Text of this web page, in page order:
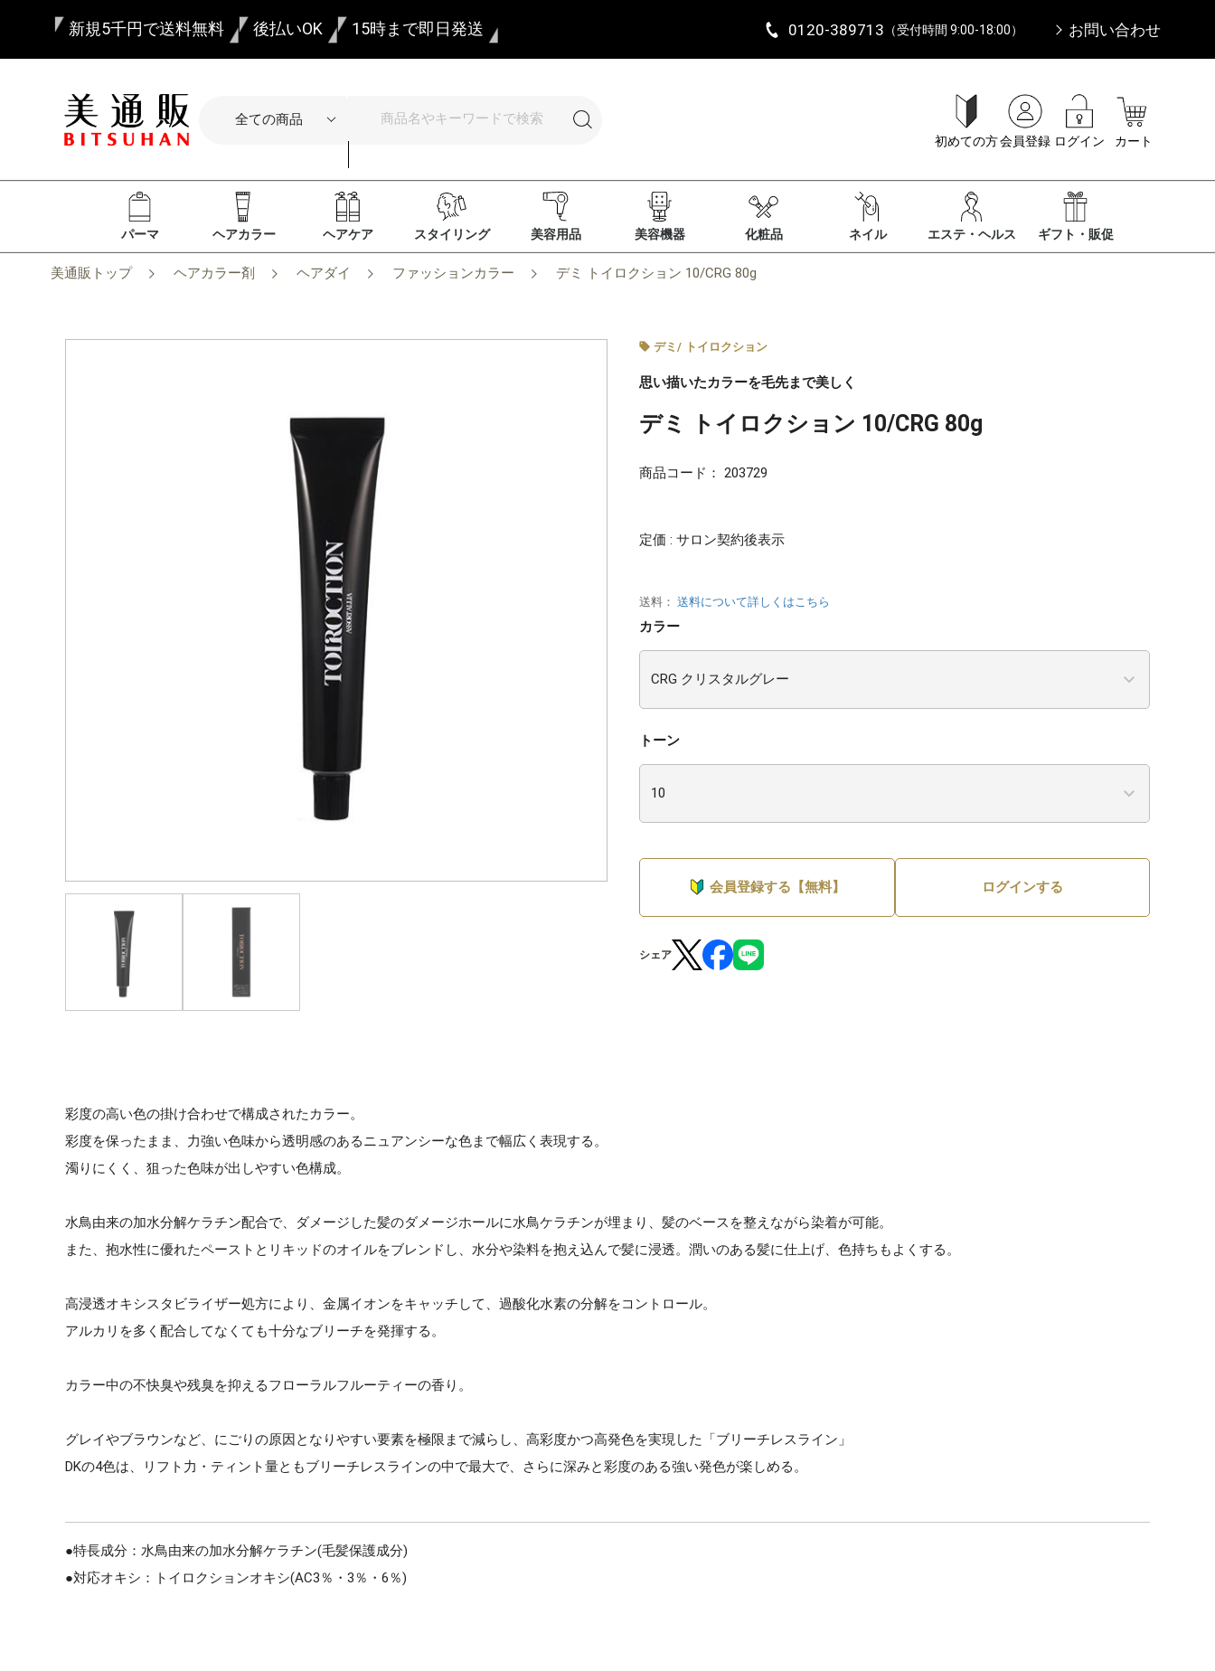
新規5千円で送料無料 後払いOK 15時まで即日発送 0120-389713 （受付時間 9:00-18:00） お問い合わせ
初めての方会員登録 ログイン カート
パーマ ヘアカラー ヘアケア スタイリング 美容用品 美容機器 化粧品 ネイル エステ・ヘルス ギフト・販促
美通販トップ ヘアカラー剤 ヘアダイ ファッションカラー デミ トイロクション 10/CRG 80g
デミ / トイロクション
思い描いたカラーを毛先まで美しく
デミ トイロクション 10/CRG 80g
商品コード： 203729
定価 : サロン契約後表示
送料： 送料について詳しくはこちら
カラー
トーン
会員登録する【無料】 ログインする
シェア
彩度の高い色の掛け合わせで構成されたカラー。
彩度を保ったまま、力強い色味から透明感のあるニュアンシーな色まで幅広く表現する。
濁りにくく、狙った色味が出しやすい色構成。
水鳥由来の加水分解ケラチン配合で、ダメージした髪のダメージホールに水鳥ケラチンが埋まり、髪のベースを整えながら染着が可能。
また、抱水性に優れたペーストとリキッドのオイルをブレンドし、水分や染料を抱え込んで髪に浸透。潤いのある髪に仕上げ、色持ちもよくする。
高浸透オキシスタビライザー処方により、金属イオンをキャッチして、過酸化水素の分解をコントロール。
アルカリを多く配合してなくても十分なブリーチを発揮する。
カラー中の不快臭や残臭を抑えるフローラルフルーティーの香り。
グレイやブラウンなど、にごりの原因となりやすい要素を極限まで減らし、高彩度かつ高発色を実現した「ブリーチレスライン」
DKの4色は、リフト力・ティント量ともブリーチレスラインの中で最大で、さらに深みと彩度のある強い発色が楽しめる。
●特長成分：水鳥由来の加水分解ケラチン(毛髪保護成分)
●対応オキシ：トイロクションオキシ(AC3％・3％・6％)